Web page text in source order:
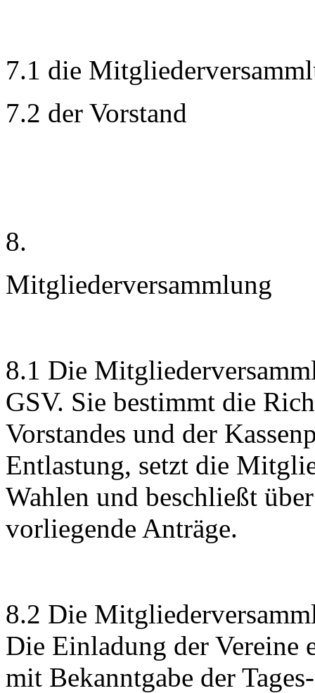
7.1 die
7.2 der Vorstand
8.
Mitgliederversammlung
8.1 Die
GSV. Sie bestimmt die
Vorstandes und der
Entlastung, setzt die
Wahlen und beschließt
vorliegende Anträge.
8.2 Die
Die Einladung der Vereine
mit Bekanntgabe der